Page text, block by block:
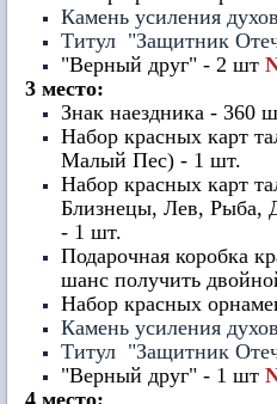
Камень усиления
Титул "Защитник
"Верный друг" - 2 шт
3 место:
Знак наездника - 360
Набор красных карт
Малый Пес) - 1 шт.
Набор красных карт
Близнецы, Лев, Рыба,
- 1 шт.
Подарочная коробка
шанс получить
Набор красных
Камень усиления
Титул "Защитник
"Верный друг" - 1 шт